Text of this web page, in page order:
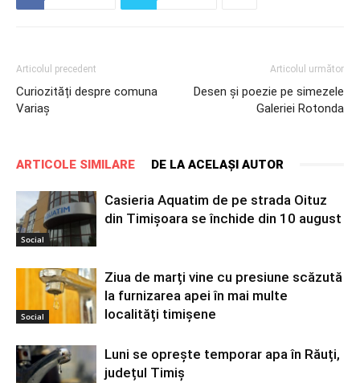
Articolul precedent
Curiozități despre comuna
Variaș
Articolul următor
Desen și poezie pe simezele
Galeriei Rotonda
ARTICOLE SIMILARE DE LA ACELAȘI AUTOR
Social
Casieria Aquatim de pe strada Oituz
din Timișoara se închide din 10 august
Social
Ziua de marți vine cu presiune scăzută
la furnizarea apei în mai multe
localități timișene
Luni se oprește temporar apa în Răuți,
județul Timiș